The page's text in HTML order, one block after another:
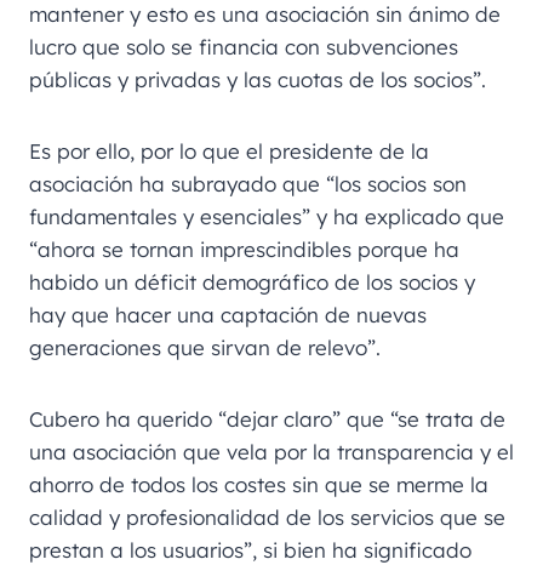
mantener y esto es una asociación sin ánimo de
lucro que solo se financia con subvenciones
públicas y privadas y las cuotas de los socios”.
Es por ello, por lo que el presidente de la
asociación ha subrayado que “los socios son
fundamentales y esenciales” y ha explicado que
“ahora se tornan imprescindibles porque ha
habido un déficit demográfico de los socios y
hay que hacer una captación de nuevas
generaciones que sirvan de relevo”.
Cubero ha querido “dejar claro” que “se trata de
una asociación que vela por la transparencia y el
ahorro de todos los costes sin que se merme la
calidad y profesionalidad de los servicios que se
prestan a los usuarios”, si bien ha significado